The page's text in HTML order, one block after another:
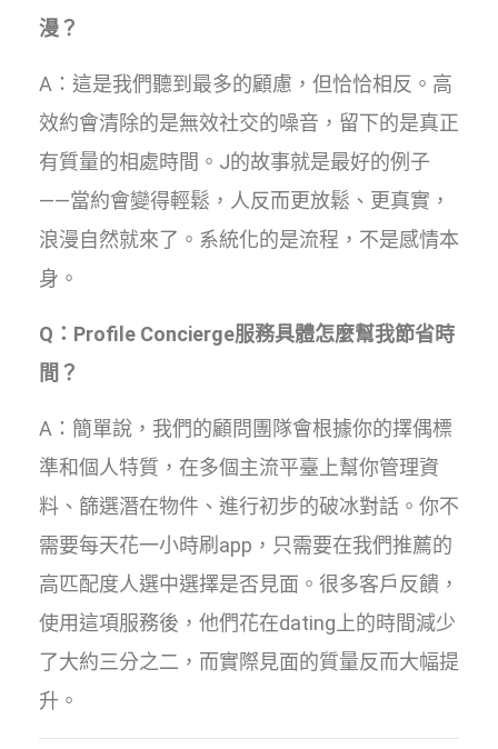
漫？
A：這是我們聽到最多的顧慮，但恰恰相反。高
效約會清除的是無效社交的噪音，留下的是真正
有質量的相處時間。J的故事就是最好的例子
——當約會變得輕鬆，人反而更放鬆、更真實，
浪漫自然就來了。系統化的是流程，不是感情本
身。
Q：Profile Concierge服務具體怎麼幫我節省時
間？
A：簡單說，我們的顧問團隊會根據你的擇偶標
準和個人特質，在多個主流平臺上幫你管理資
料、篩選潛在物件、進行初步的破冰對話。你不
需要每天花一小時刷app，只需要在我們推薦的
高匹配度人選中選擇是否見面。很多客戶反饋，
使用這項服務後，他們花在dating上的時間減少
了大約三分之二，而實際見面的質量反而大幅提
升。